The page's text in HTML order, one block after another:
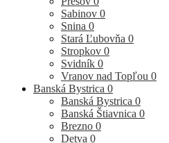
Sabinov 0
Snina 0
Stará Ľubovňa 0
Stropkov 0
Svidník 0
Vranov nad Topľou 0
Banská Bystrica 0
Banská Bystrica 0
Banská Štiavnica 0
Brezno 0
Detva 0